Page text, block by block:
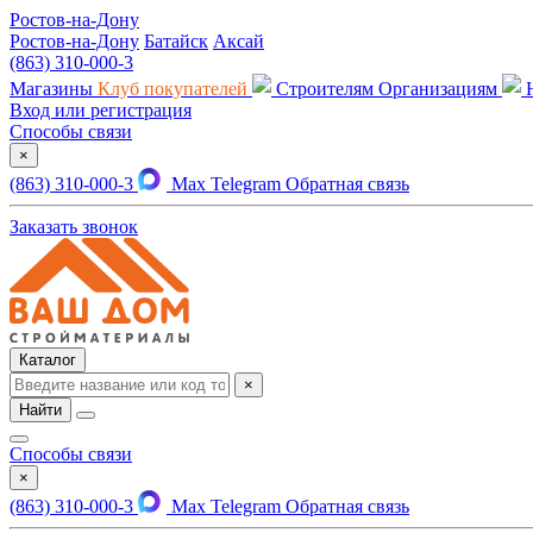
Ростов-на-Дону
Ростов-на-Дону Батайск Аксай
(863) 310-000-3
Магазины Клуб покупателей Строителям Организациям
Вход или регистрация
Способы связи
×
(863) 310-000-3 Max Telegram Обратная связь
Заказать звонок
Каталог
×
Найти
Способы связи
×
(863) 310-000-3 Max Telegram Обратная связь